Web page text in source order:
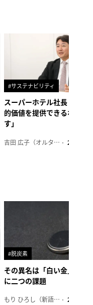
#サステナビリティ
スーパーホテル社長「地域
的価値を提供できるホテル
す」
吉田 広子（オルタナ輪番編集長） 2026年6
#脱炭素
その異名は「白い金」、リ
に二つの課題
もり ひろし（新語ウォッチャー） 2023年7